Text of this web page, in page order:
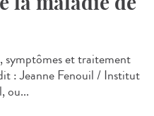
symptômes et traitement
: Jeanne Fenouil / Institut
ou...